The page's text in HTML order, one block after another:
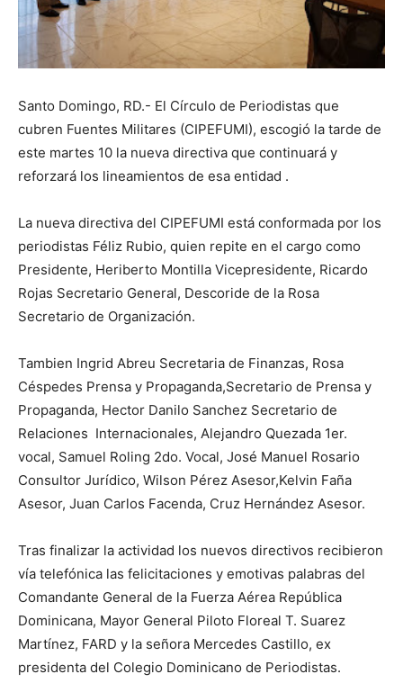
Santo Domingo, RD.- El Círculo de Periodistas que
cubren Fuentes Militares (CIPEFUMI), escogió la tarde de
este martes 10 la nueva directiva que continuará y
reforzará los lineamientos de esa entidad .
La nueva directiva del CIPEFUMI está conformada por los
periodistas Féliz Rubio, quien repite en el cargo como
Presidente, Heriberto Montilla Vicepresidente, Ricardo
Rojas Secretario General, Descoride de la Rosa
Secretario de Organización.
Tambien Ingrid Abreu Secretaria de Finanzas, Rosa
Céspedes Prensa y Propaganda,Secretario de Prensa y
Propaganda, Hector Danilo Sanchez Secretario de
Relaciones Internacionales, Alejandro Quezada 1er.
vocal, Samuel Roling 2do. Vocal, José Manuel Rosario
Consultor Jurídico, Wilson Pérez Asesor,Kelvin Faña
Asesor, Juan Carlos Facenda, Cruz Hernández Asesor.
Tras finalizar la actividad los nuevos directivos recibieron
vía telefónica las felicitaciones y emotivas palabras del
Comandante General de la Fuerza Aérea República
Dominicana, Mayor General Piloto Floreal T. Suarez
Martínez, FARD y la señora Mercedes Castillo, ex
presidenta del Colegio Dominicano de Periodistas.